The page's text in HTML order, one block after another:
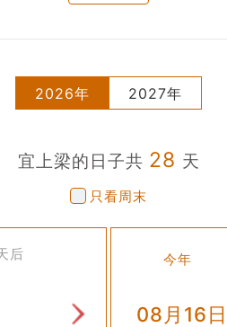
地公、祖先以及各种保护神灵祈福
先准备好的主梁平稳地放置到预
喜庆与吉祥。
所有人员，共享喜悦之情。
成后能给居住者带来平安幸福。
事业顺利。
友爱的精神。
2026年 2027年
宜上梁的日子共 28 天
只看周末
后 今年
08月16日